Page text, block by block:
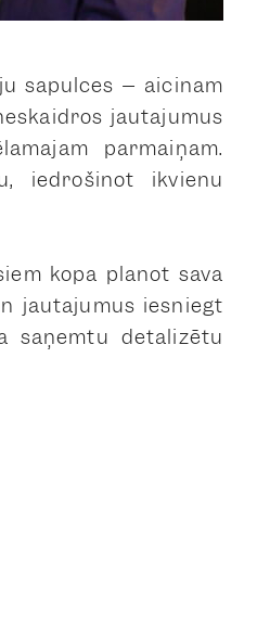
sapulces – aicinām
jautājumus
pārmaiņām.
iedrošinot ikvienu
kopā plānot sava
jautājumus iesniegt
saņemtu detalizētu